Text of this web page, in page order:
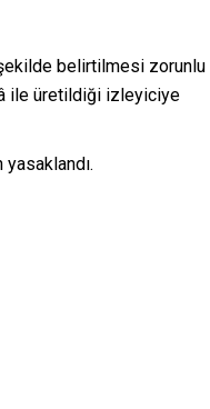
belirtilmesi zorunlu
ile üretildiği izleyiciye